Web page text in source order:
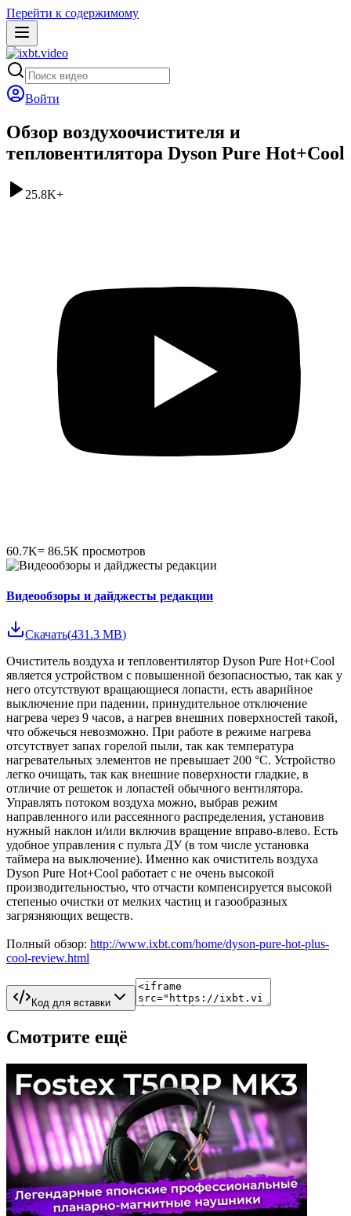
Перейти к содержимому
Войти
Обзор воздухоочистителя и
тепловентилятора Dyson Pure Hot+Cool
25.8K+
60.7K= 86.5K просмотров
Видеообзоры и дайджесты редакции
Скачать(431.3 MB)
Очиститель воздуха и тепловентилятор Dyson Pure Hot+Cool
является устройством с повышенной безопасностью, так как у
него отсутствуют вращающиеся лопасти, есть аварийное
выключение при падении, принудительное отключение
нагрева через 9 часов, а нагрев внешних поверхностей такой,
что обжечься невозможно. При работе в режиме нагрева
отсутствует запах горелой пыли, так как температура
нагревательных элементов не превышает 200 °С. Устройство
легко очищать, так как внешние поверхности гладкие, в
отличие от решеток и лопастей обычного вентилятора.
Управлять потоком воздуха можно, выбрав режим
направленного или рассеянного распределения, установив
нужный наклон и/или включив вращение вправо-влево. Есть
удобное управления с пульта ДУ (в том числе установка
таймера на выключение). Именно как очиститель воздуха
Dyson Pure Hot+Cool работает с не очень высокой
производительностью, что отчасти компенсируется высокой
степенью очистки от мелких частиц и газообразных
загрязняющих веществ.
Полный обзор: http://www.ixbt.com/home/dyson-pure-hot-plus-
cool-review.html
Код для вставки
Смотрите ещё